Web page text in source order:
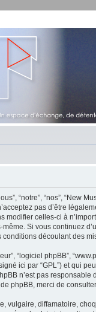
“notre”, “nos”, “New
pas d’être
modifier celles-ci à
Si vous continuez
découlant des
“logiciel phpBB”,
ici par “GPL”) et qui
n’est pas
phpBB, merci de
vulgaire, diffamatoire,